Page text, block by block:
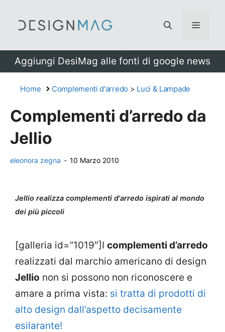
Menu
Aggiungi DesiMag alle fonti di google news
Home Complementi d'arredo > Luci & Lampade
Complementi d’arredo da
Jellio
eleonora zegna - 10 Marzo 2010
Jellio realizza complementi d'arredo ispirati al mondo
dei più piccoli
[galleria id=”1019″]I complementi d’arredo
realizzati dal marchio americano di design
Jellio non si possono non riconoscere e
amare a prima vista: si tratta di prodotti di
alto design dall’aspetto decisamente
esilarante!